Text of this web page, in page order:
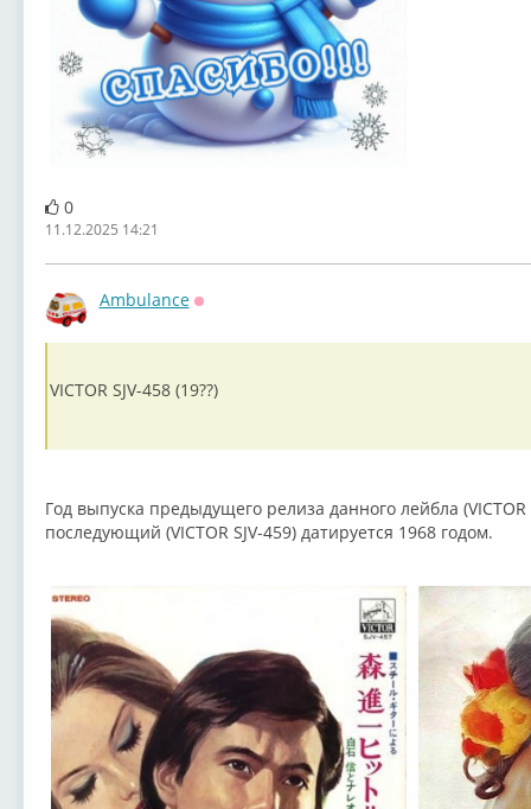
0
11.12.2025 14:21
Ambulance
VICTOR SJV-458 (19??)
Год выпуска предыдущего релиза данного лейбла (VICTOR
последующий (VICTOR SJV-459) датируется 1968 годом.